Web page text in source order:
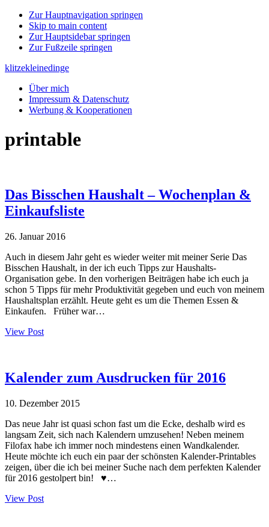
Zur Hauptnavigation springen
Skip to main content
Zur Hauptsidebar springen
Zur Fußzeile springen
klitzekleinedinge
Über mich
Impressum & Datenschutz
Werbung & Kooperationen
printable
Das Bisschen Haushalt – Wochenplan &
Einkaufsliste
26. Januar 2016
Auch in diesem Jahr geht es wieder weiter mit meiner Serie Das
Bisschen Haushalt, in der ich euch Tipps zur Haushalts-
Organisation gebe. In den vorherigen Beiträgen habe ich euch ja
schon 5 Tipps für mehr Produktivität gegeben und euch von meinem
Haushaltsplan erzählt. Heute geht es um die Themen Essen &
Einkaufen. Früher war…
View Post
Kalender zum Ausdrucken für 2016
10. Dezember 2015
Das neue Jahr ist quasi schon fast um die Ecke, deshalb wird es
langsam Zeit, sich nach Kalendern umzusehen! Neben meinem
Filofax habe ich immer noch mindestens einen Wandkalender.
Heute möchte ich euch ein paar der schönsten Kalender-Printables
zeigen, über die ich bei meiner Suche nach dem perfekten Kalender
für 2016 gestolpert bin! ♥…
View Post